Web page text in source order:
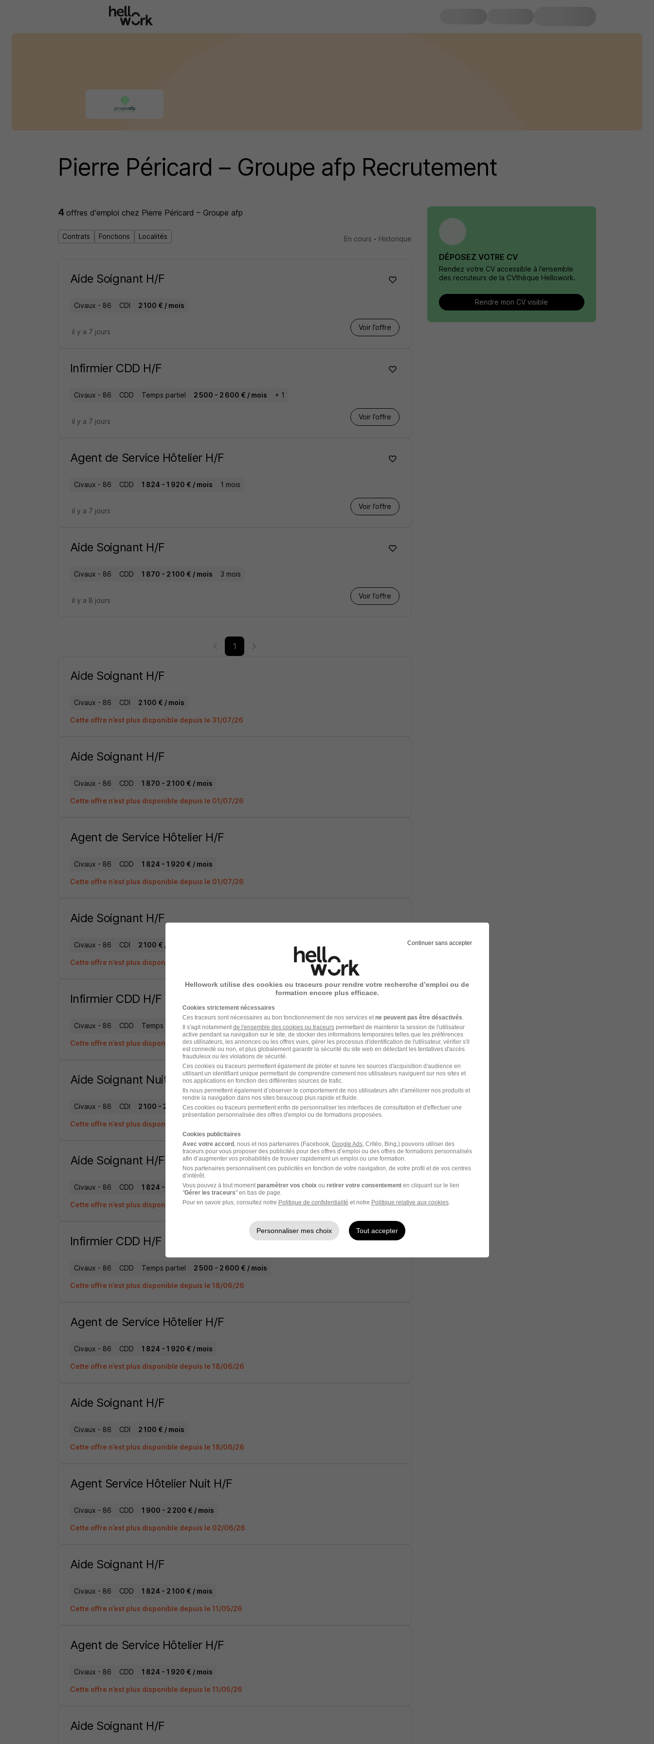
Pierre Péricard – Groupe afp Recrutement
4offres d'emploichez Pierre Péricard – Groupe afp
Contrats Fonctions Localités En cours - Historique
Aide Soignant H/F
Civaux - 86 CDI 2 100 € / mois
Voir l’offre
il y a 7 jours
Infirmier CDD H/F
Civaux - 86 CDD Temps partiel 2 500 - 2 600 € / mois + 1
Voir l’offre
il y a 7 jours
Agent de Service Hôtelier H/F
Civaux - 86 CDD 1 824 - 1 920 € / mois 1 mois
Voir l’offre
il y a 7 jours
Aide Soignant H/F
Civaux - 86 CDD 1 870 - 2 100 € / mois 3 mois
Voir l’offre
il y a 8 jours
1
Aide Soignant H/F
Civaux - 86 CDI 2 100 € / mois
Cette offre n’est plus disponible depuis le 31/07/26
Aide Soignant H/F
Civaux - 86 CDD 1 870 - 2 100 € / mois
Cette offre n’est plus disponible depuis le 01/07/26
Agent de Service Hôtelier H/F
Civaux - 86 CDD 1 824 - 1 920 € / mois
Cette offre n’est plus disponible depuis le 01/07/26
Aide Soignant H/F
Civaux - 86 CDI 2 100 € / mois
Cette offre n’est plus disponible depuis le 01/07/26
Infirmier CDD H/F
Civaux - 86 CDD Temps partiel 2 500 - 2 600 € / mois
Cette offre n’est plus disponible depuis le 01/07/26
Aide Soignant Nuit H/F
Civaux - 86 CDI 2 100 - 2 200 € / mois
Cette offre n’est plus disponible depuis le 01/07/26
Aide Soignant H/F
Civaux - 86 CDD 1 824 - 2 100 € / mois
Cette offre n’est plus disponible depuis le 18/06/26
Infirmier CDD H/F
Civaux - 86 CDD Temps partiel 2 500 - 2 600 € / mois
Cette offre n’est plus disponible depuis le 18/06/26
Agent de Service Hôtelier H/F
Civaux - 86 CDD 1 824 - 1 920 € / mois
Cette offre n’est plus disponible depuis le 18/06/26
Aide Soignant H/F
Civaux - 86 CDI 2 100 € / mois
Cette offre n’est plus disponible depuis le 18/06/26
Agent Service Hôtelier Nuit H/F
Civaux - 86 CDD 1 900 - 2 200 € / mois
Cette offre n’est plus disponible depuis le 02/06/26
Aide Soignant H/F
Civaux - 86 CDD 1 824 - 2 100 € / mois
Cette offre n’est plus disponible depuis le 11/05/26
Agent de Service Hôtelier H/F
Civaux - 86 CDD 1 824 - 1 920 € / mois
Cette offre n’est plus disponible depuis le 11/05/26
Aide Soignant H/F
DÉPOSEZ VOTRE CV
Rendez votre CV accessible à l’ensemble
des recruteurs de la CVthèque Hellowork.
Rendre mon CV visible
Continuer sans accepter
Hellowork utilise des cookies ou traceurs pour rendre votre recherche d’emploi ou de
formation encore plus efficace.
Cookies strictement nécessaires
Ces traceurs sont nécessaires au bon fonctionnement de nos services et ne peuvent pas être désactivés
Il s'agit notamment de l'ensemble des cookies ou traceurspermettant de maintenir la session de l'utilisateur
active pendant sa navigation sur le site, de stocker des informations temporaires telles que les préférences
des utilisateurs, les annonces ou les offres vues, gérer les processus d'identification de l'utilisateur, vérifier s'il
est connecté ou non, et plus globalement garantir la sécurité du site web en détectant les tentatives d'accès
frauduleux ou les violations de sécurité.
Ces cookies ou traceurs permettent également de piloter et suivre les sources d'acquisition d'audience en
utilisant un identifiant unique permettant de comprendre comment nos utilisateurs naviguent sur nos sites et
nos applications en fonction des différentes sources de trafic.
Ils nous permettent également d’observer le comportement de nos utilisateurs afin d'améliorer nos produits et
rendre la navigation dans nos sites beaucoup plus rapide et fluide.
Ces cookies ou traceurs permettent enfin de personnaliser les interfaces de consultation et d'effectuer une
présentation personnalisée des offres d'emploi ou de formations proposées.
Cookies publicitaires
Avec votre accord, nous et nos partenaires (Facebook, Google Ads, Critéo, Bing,) pouvons utiliser des
traceurs pour vous proposer des publicités pour des offres d’emploi ou des offres de formations personnalisés
afin d’augmenter vos probabilités de trouver rapidement un emploi ou une formation.
Nos partenaires personnalisent ces publicités en fonction de votre navigation, de votre profil et de vos centres
d’intérêt.
Vous pouvez à tout moment paramétrer vos choix ou retirer votre consentementen cliquant sur le lien
"Gérer les traceurs" en bas de page.
Pour en savoir plus, consultez notre Politique de confidentialité et notre Politique relative aux cookies.
Personnaliser mes choix Tout accepter